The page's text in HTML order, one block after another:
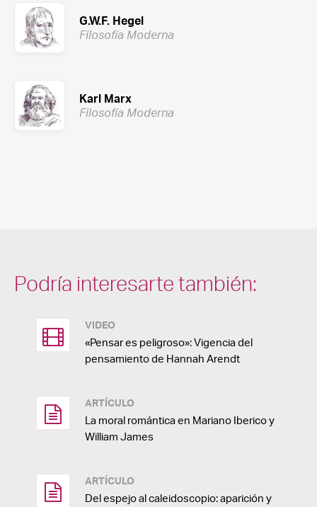
G.W.F. Hegel
Filosofía Moderna
Karl Marx
Filosofía Moderna
Podría interesarte también:
VIDEO
«Pensar es peligroso»: Vigencia del
pensamiento de Hannah Arendt
ARTÍCULO
La moral romántica en Mariano Iberico y
William James
ARTÍCULO
Del espejo al caleidoscopio: aparición y